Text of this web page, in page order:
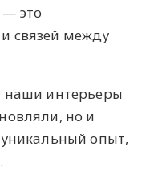
это
связей между
наши интерьеры
но и
опыт,